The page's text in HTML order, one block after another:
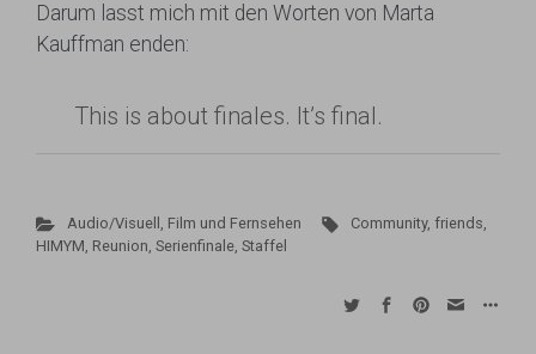
Darum lasst mich mit den Worten von Marta
Kauffman enden:
This is about finales. It’s final.
Audio/Visuell , Film und Fernsehen Community,friends,
HIMYM, Reunion, Serienfinale, Staffel